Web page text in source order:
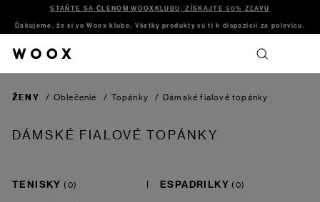
STAŇTE SA ČLENOM WOOXKLUBU, ZÍSKAJTE 50% ZĽAVU
Ďakujeme, že si vo Woox klube. Všetky produkty sú ti k dispozícii za polovicu.
ŽENY / Oblečenie / Topánky / Dámské fialové topánky
DÁMSKÉ FIALOVÉ TOPÁNKY
TENISKY
ESPADRILKY